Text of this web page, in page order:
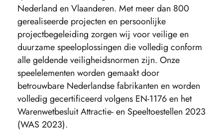
Nederland en Vlaanderen. Met meer dan 800
gerealiseerde projecten en persoonlijke
projectbegeleiding zorgen wij voor veilige en
duurzame speeloplossingen die volledig conform
alle geldende veiligheidsnormen zijn. Onze
speelelementen worden gemaakt door
betrouwbare Nederlandse fabrikanten en worden
volledig gecertificeerd volgens EN-1176 en het
Warenwetbesluit Attractie- en Speeltoestellen 2023
(WAS 2023).